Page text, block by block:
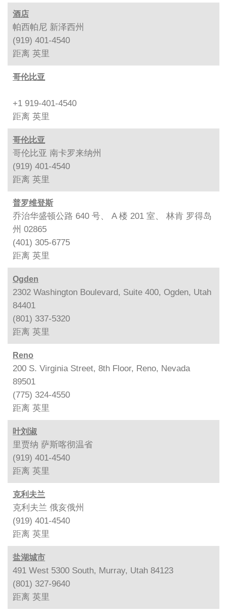
酒店
帕西帕尼 新泽西州
(919) 401-4540
距离 英里
哥伦比亚
+1 919-401-4540
距离 英里
哥伦比亚
哥伦比亚 南卡罗来纳州
(919) 401-4540
距离 英里
普罗维登斯
乔治华盛顿公路 640 号、 A 楼 201 室、 林肯 罗得岛
州 02865
(401) 305-6775
距离 英里
Ogden
2302 Washington Boulevard, Suite 400, Ogden, Utah
84401
(801) 337-5320
距离 英里
Reno
200 S. Virginia Street, 8th Floor, Reno, Nevada
89501
(775) 324-4550
距离 英里
叶刘淑
里贾纳 萨斯喀彻温省
(919) 401-4540
距离 英里
克利夫兰
克利夫兰 俄亥俄州
(919) 401-4540
距离 英里
盐湖城市
491 West 5300 South, Murray, Utah 84123
(801) 327-9640
距离 英里